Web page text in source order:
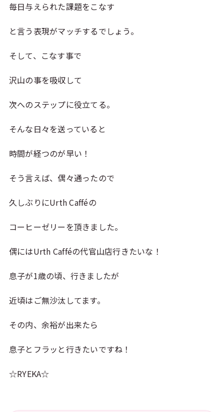
毎日与えられた課題をこなす
と言う表現がマッチするでしょう。
そして、こなす事で
沢山の事を吸収して
次へのステップに役立てる。
そんな日々を送っていると
時間が経つのが早い！
そう言えば、偶々通ったので
久しぶりにUrth Cafféの
コーヒーゼリーを頂きました。
偶にはUrth Cafféの代官山店行きたいな！
息子が1歳の頃、行きましたが
近頃はご無沙汰してます。
その内、余裕が出来たら
息子とフラッと行きたいですね！
☆RYEKA☆